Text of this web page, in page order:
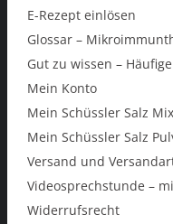
E-Rezept einlösen
Glossar –
Gut zu wissen –
Mein Konto
Mein Schüssler Salz
Mein Schüssler Salz
Versand und
Videosprechstunde –
Widerrufsrecht